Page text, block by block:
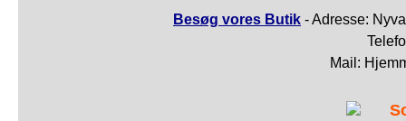
Besøg vores Butik - Adresse:
Mail: